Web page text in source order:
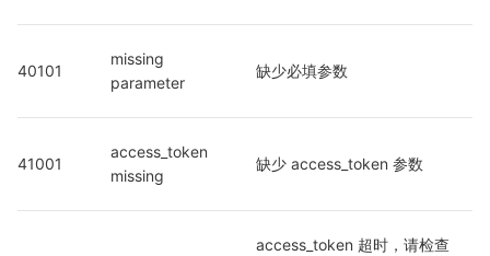
40101
missing
parameter
缺少必填参数
41001
access_token
missing
缺少 access_token 参数
access_token 超时，请检查